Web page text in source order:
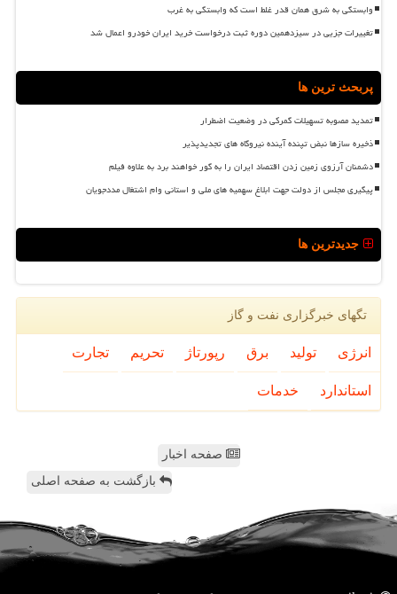
وابستگی به شرق همان قدر غلط است که وابستگی به غرب
تغییرات جزیی در سیزدهمین دوره ثبت درخواست خرید ایران خودرو اعمال شد
پربحث ترین ها
تمدید مصوبه تسهیلات گمرکی در وضعیت اضطرار
ذخیره سازها نبض تپنده آینده نیروگاه های تجدیدپذیر
دشمنان آرزوی زمین زدن اقتصاد ایران را به گور خواهند برد به علاوه فیلم
پیگیری مجلس از دولت جهت ابلاغ سهمیه های ملی و استانی وام اشتغال مددجویان
جدیدترین ها
تگهای خبرگزاری نفت و گاز
انرژی تولید برق رپورتاژ تحریم تجارت
استاندارد خدمات
صفحه اخبار
بازگشت به صفحه اصلی